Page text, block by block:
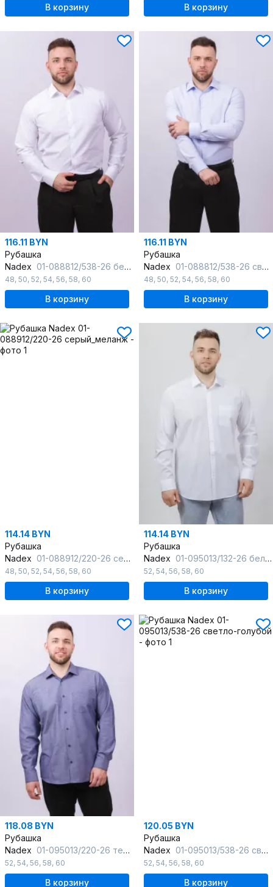
В корзину В корзину
116.11 BYN
Рубашка
Nadex 01-088812/538-26 белый
48, 50, 52, 54, 56, 58, 60
В корзину
116.11 BYN
Рубашка
Nadex 01-088812/538-26 светло-голубой
48, 50, 52, 54, 56, 58, 60
В корзину
114.14 BYN
Рубашка
Nadex 01-088912/220-26 серый_меланж
48, 50, 52, 54, 56, 58, 60
В корзину
114.14 BYN
Рубашка
Nadex 01-095013/132-26 белый
52, 54, 56, 58, 60
В корзину
118.08 BYN
Рубашка
Nadex 01-095013/220-26 темно-синий меланж
52, 54, 56, 58, 60
В корзину
120.05 BYN
Рубашка
Nadex 01-095013/538-26 светло-голубой
52, 54, 56, 58, 60
В корзину